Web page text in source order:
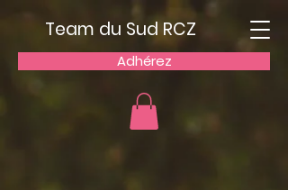
Adhérez
Team du Sud RCZ